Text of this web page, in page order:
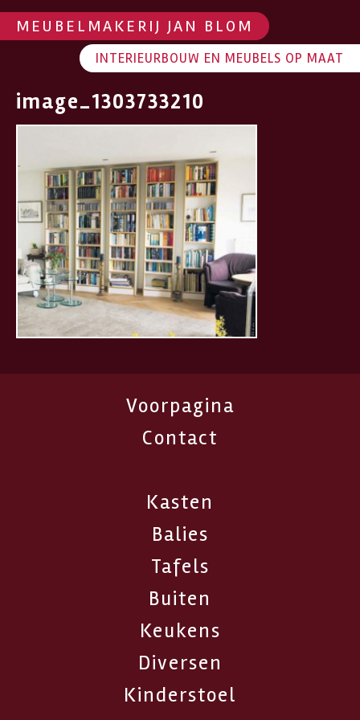
MEUBELMAKERIJ JAN BLOM
INTERIEURBOUW EN MEUBELS OP MAAT
image_1303733210
Voorpagina
Contact
Kasten
Balies
Tafels
Buiten
Keukens
Diversen
Kinderstoel